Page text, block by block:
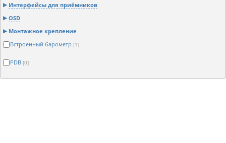
Интерфейсы для приёмников
OSD
Монтажное крепление
Встроенный барометр [1]
PDB [0]